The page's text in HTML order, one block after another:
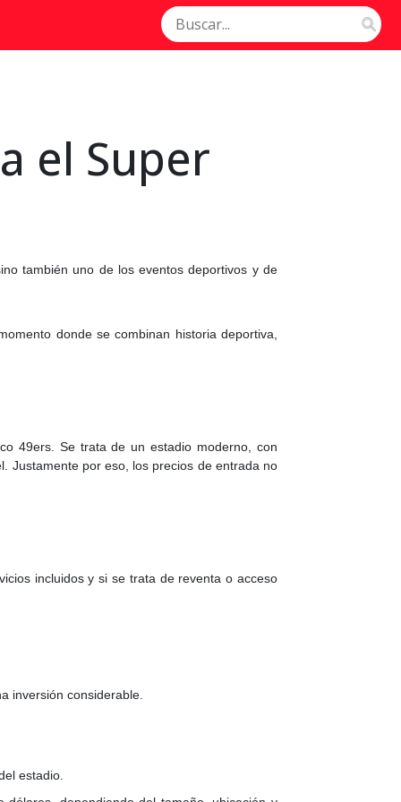
el Super
también uno de los eventos deportivos y de
donde se combinan historia deportiva,
49ers. Se trata de un estadio moderno, con
Justamente por eso, los precios de entrada no
incluidos y si se trata de reventa o acceso
inversión considerable.
estadio.